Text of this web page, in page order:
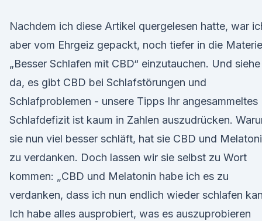
Nachdem ich diese Artikel quergelesen hatte, war
aber vom Ehrgeiz gepackt, noch tiefer in die Materie
„Besser Schlafen mit CBD“ einzutauchen. Und siehe
da, es gibt CBD bei Schlafstörungen und
Schlafproblemen - unsere Tipps Ihr angesammeltes
Schlafdefizit ist kaum in Zahlen auszudrücken.
sie nun viel besser schläft, hat sie CBD und
zu verdanken. Doch lassen wir sie selbst zu Wort
kommen: „CBD und Melatonin habe ich es zu
verdanken, dass ich nun endlich wieder schlafen
Ich habe alles ausprobiert, was es auszuprobieren